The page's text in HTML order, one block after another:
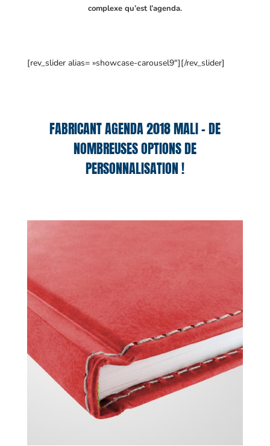
complexe qu’est l’agenda.
[rev_slider alias= »showcase-carousel9″][/rev_slider]
FABRICANT AGENDA 2018 MALI – DE
NOMBREUSES OPTIONS DE
PERSONNALISATION !